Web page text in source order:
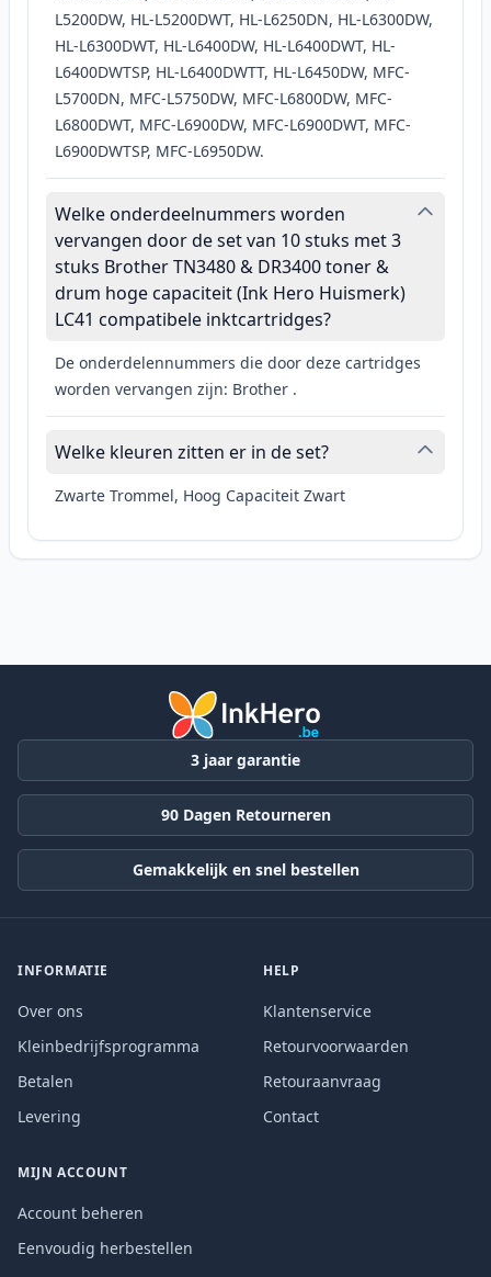
L5200DW, HL-L5200DWT, HL-L6250DN, HL-L6300DW,
HL-L6300DWT, HL-L6400DW, HL-L6400DWT, HL-
L6400DWTSP, HL-L6400DWTT, HL-L6450DW, MFC-
L5700DN, MFC-L5750DW, MFC-L6800DW, MFC-
L6800DWT, MFC-L6900DW, MFC-L6900DWT, MFC-
L6900DWTSP, MFC-L6950DW.
Welke onderdeelnummers worden
vervangen door de set van 10 stuks met 3
stuks Brother TN3480 & DR3400 toner &
drum hoge capaciteit (Ink Hero Huismerk)
LC41 compatibele inktcartridges?
De onderdelennummers die door deze cartridges
worden vervangen zijn: Brother .
Welke kleuren zitten er in de set?
Zwarte Trommel, Hoog Capaciteit Zwart
3 jaar garantie
90 Dagen Retourneren
Gemakkelijk en snel bestellen
INFORMATIE
Over ons
Kleinbedrijfsprogramma
Betalen
Levering
HELP
Klantenservice
Retourvoorwaarden
Retouraanvraag
Contact
MIJN ACCOUNT
Account beheren
Eenvoudig herbestellen